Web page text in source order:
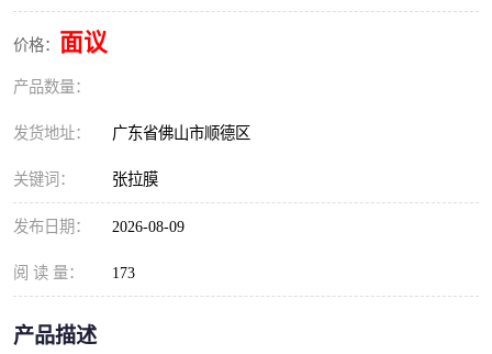
价格： 面议
产品数量：
发货地址： 广东省佛山市顺德区
关键词： 张拉膜
发布日期： 2026-08-09
阅 读 量： 173
产品描述